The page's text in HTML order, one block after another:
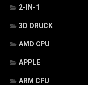
2-IN-1
3D DRUCK
AMD CPU
APPLE
ARM CPU